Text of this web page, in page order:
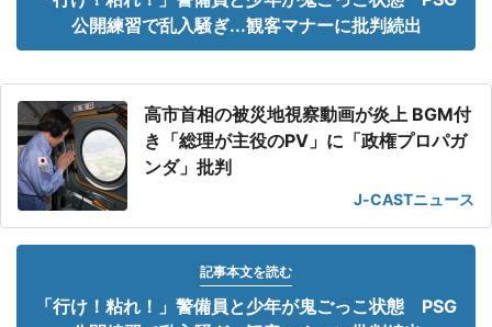
公開練習で乱入騒ぎ...観客マナーに批判続出
高市首相の被災地視察動画が炎上 BGM付
き「総理が主役のPV」に「政権プロパガ
ンダ」批判
J-CASTニュース
記事本文を読む
「行け！粘れ！」警備員と少年が鬼ごっこ状態 PSG